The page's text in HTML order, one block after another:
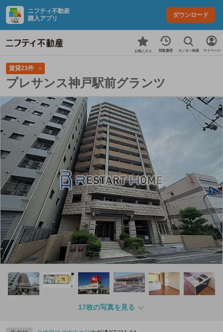
ニフティ不動産
購入アプリ
ダウンロード
お気に入り 閲覧履歴 カンタン検索 マイページ
賃貸23件
プレサンス神戸駅前グランツ
17枚の写真を見る